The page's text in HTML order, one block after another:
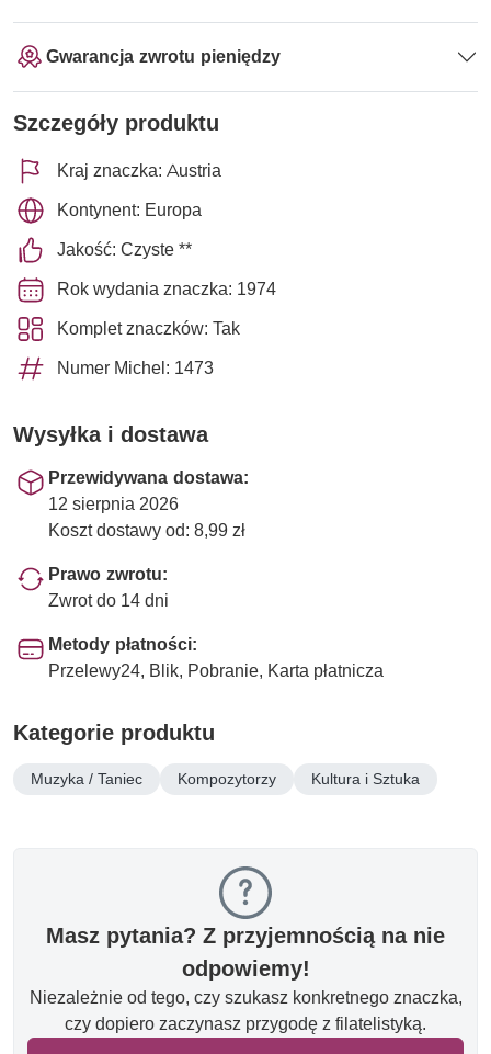
Gwarancja zwrotu pieniędzy
Szczegóły produktu
Kraj znaczka: Austria
Kontynent: Europa
Jakość: Czyste **
Rok wydania znaczka: 1974
Komplet znaczków: Tak
Numer Michel: 1473
Wysyłka i dostawa
Przewidywana dostawa:
12 sierpnia 2026
Koszt dostawy od: 8,99 zł
Prawo zwrotu:
Zwrot do 14 dni
Metody płatności:
Przelewy24, Blik, Pobranie, Karta płatnicza
Kategorie produktu
Muzyka / Taniec Kompozytorzy Kultura i Sztuka
Masz pytania? Z przyjemnością na nie
odpowiemy!
Niezależnie od tego, czy szukasz konkretnego znaczka,
czy dopiero zaczynasz przygodę z filatelistyką.